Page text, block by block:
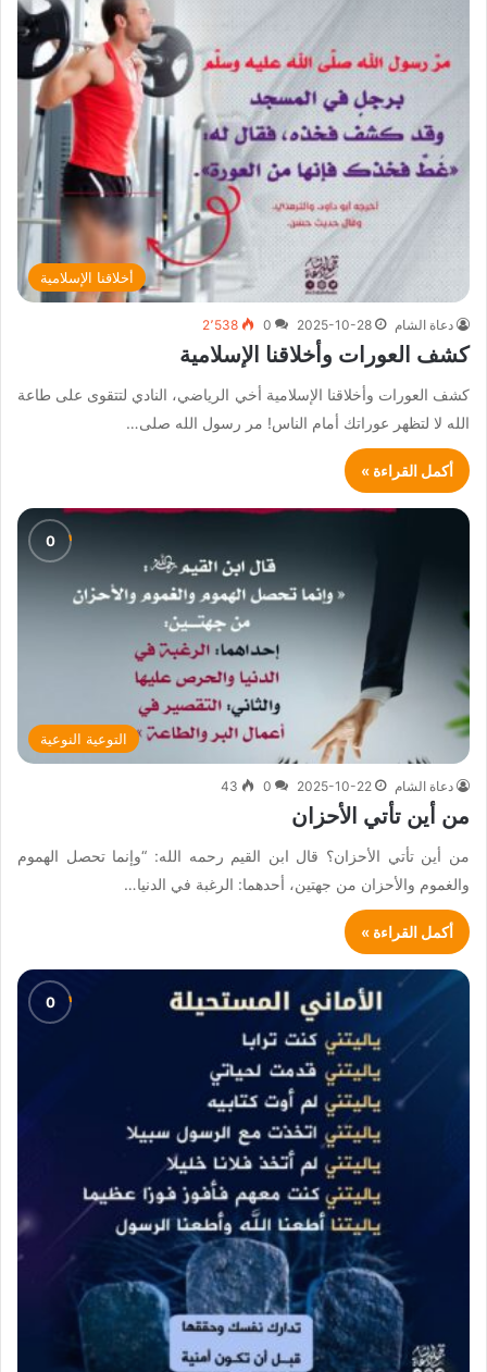
أخلاقنا الإسلامية
دعاة الشام 2025-10-28
0 2٬538
كشف العورات وأخلاقنا الإسلامية
كشف العورات وأخلاقنا الإسلامية أخي الرياضي، النادي لتتقوى على طاعة
الله لا لتظهر عوراتك أمام الناس! مر رسول الله صلى…
أكمل القراءة »
التوعية النوعية
دعاة الشام 2025-10-22
0
43
من أين تأتي الأحزان
من أين تأتي الأحزان؟ قال ابن القيم رحمه الله: “وإنما تحصل الهموم
والغموم والأحزان من جهتين، أحدهما: الرغبة في الدنيا…
أكمل القراءة »